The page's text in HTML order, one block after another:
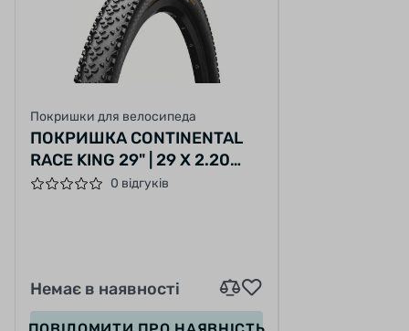
Покришки для велосипеда
ПОКРИШКА CONTINENTAL
RACE KING 29" | 29 X 2.20
ЧОРНА, НЕ СКЛАДНА, SKIN
0 відгуків
Немає в наявності